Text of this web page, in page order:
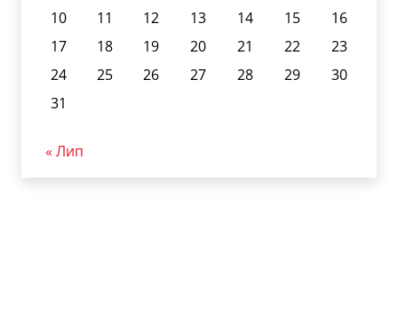
10
11 12 13 14 15
16
17
18 19 20 21 22
23
24
25 26 27 28 29
30
31
« Лип